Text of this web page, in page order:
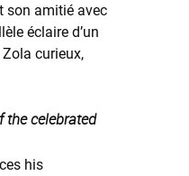
son amitié avec
éclaire d’un
curieux,
the celebrated
his